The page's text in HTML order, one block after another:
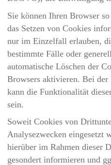
Sie können Ihren Browser
das Setzen von Cookies
nur im Einzelfall erlauben,
bestimmte Fälle oder
automatische Löschen der
Browsers aktivieren. Bei
kann die Funktionalität
sein.
Soweit Cookies von
Analysezwecken eingesetzt
hierüber im Rahmen dieser
gesondert informieren und